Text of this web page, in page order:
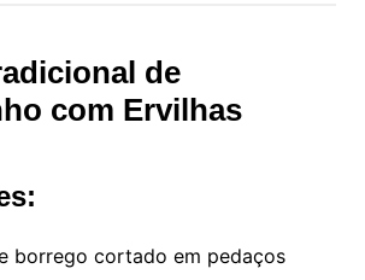
de
com Ervilhas
borrego cortado em pedaços